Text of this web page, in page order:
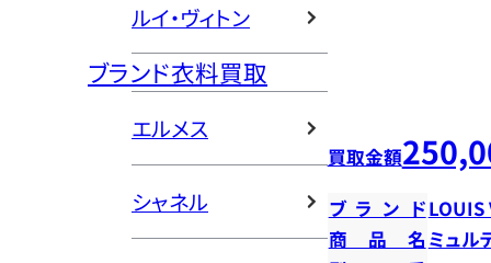
ルイ・ヴィトン
ブランド衣料買取
エルメス
シャネル
買取金額
ブランドLOUIS
商品名 ミュル